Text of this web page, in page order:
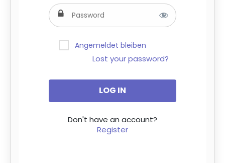
Angemeldet bleiben
Lost your password?
Don't have an account?
Register